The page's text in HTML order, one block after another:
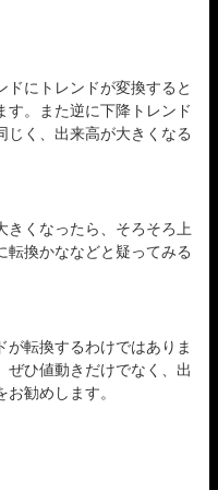
にトレンドが変換すると
す。また逆に下降トレンド
じく、出来高が大きくなる
きくなったら、そろそろ上
転換かななどと疑ってみる
が転換するわけではありま
ぜひ値動きだけでなく、出
勧めします。